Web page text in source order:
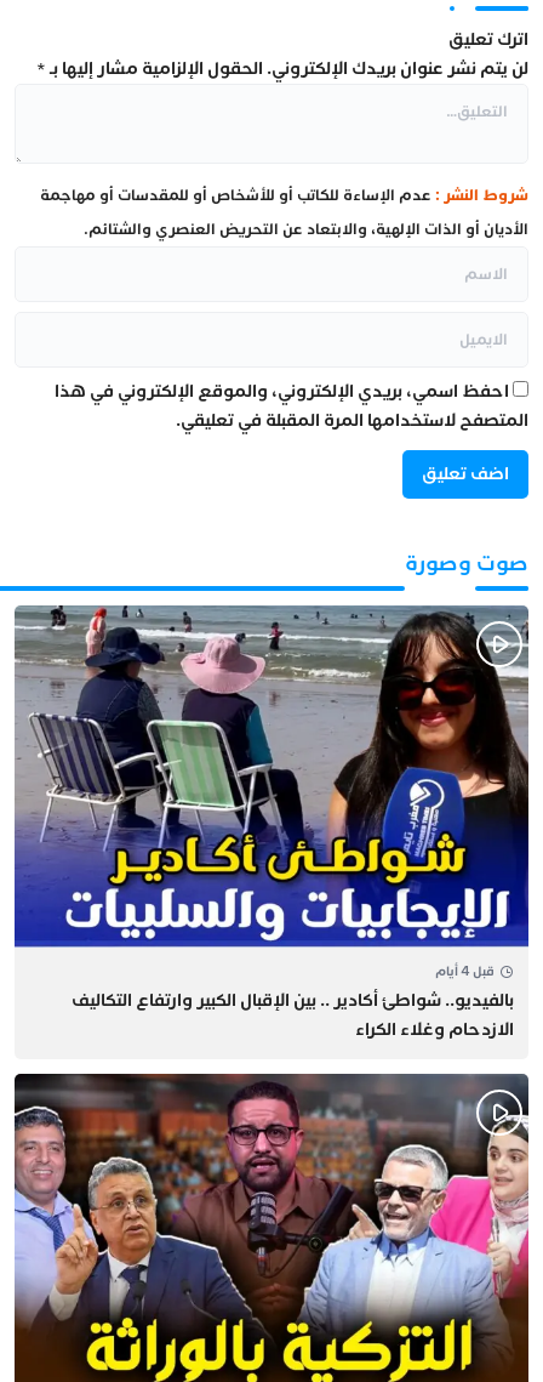
اترك تعليق
لن يتم نشر عنوان بريدك الإلكتروني. الحقول الإلزامية مشار إليها بـ*
شروط النشر : عدم الإساءة للكاتب أو للأشخاص أو للمقدسات أو مهاجمة
الأديان أو الذات الإلهية، والابتعاد عن التحريض العنصري والشتائم.
احفظ اسمي، بريدي الإلكتروني، والموقع الإلكتروني في هذا
المتصفح لاستخدامها المرة المقبلة في تعليقي.
صوت وصورة
قبل 4 أيام
بالفيديو.. شواطئ أكادير .. بين الإقبال الكبير وارتفاع التكاليف
الازدحام وغلاء الكراء